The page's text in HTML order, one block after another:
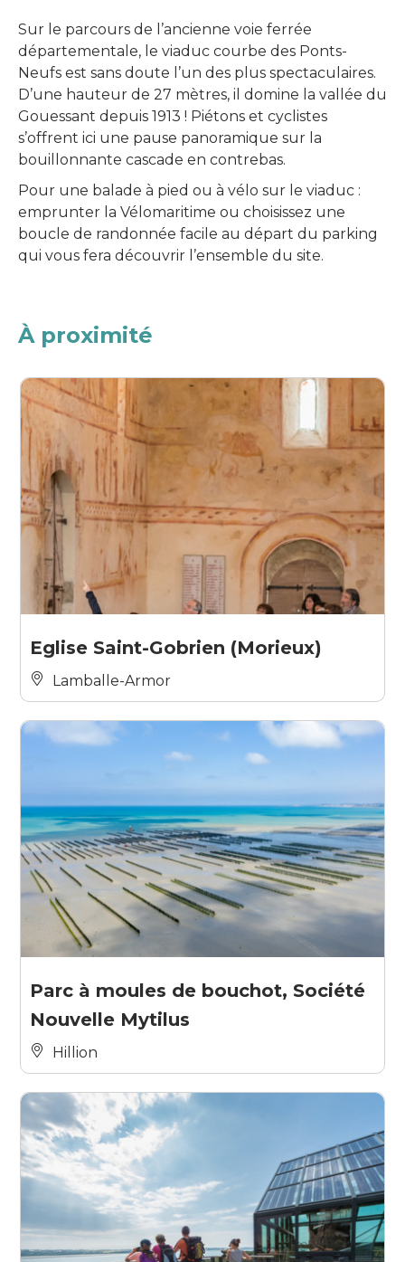
Sur le parcours de l’ancienne voie ferrée
départementale, le viaduc courbe des Ponts-
Neufs est sans doute l’un des plus spectaculaires.
D’une hauteur de 27 mètres, il domine la vallée du
Gouessant depuis 1913 ! Piétons et cyclistes
s’offrent ici une pause panoramique sur la
bouillonnante cascade en contrebas.
Pour une balade à pied ou à vélo sur le viaduc :
emprunter la Vélomaritime ou choisissez une
boucle de randonnée facile au départ du parking
qui vous fera découvrir l’ensemble du site.
À proximité
Eglise Saint-Gobrien (Morieux)
Lamballe-Armor
Parc à moules de bouchot, Société
Nouvelle Mytilus
Hillion